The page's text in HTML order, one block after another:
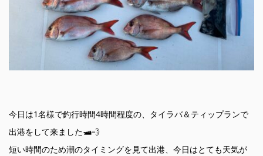
今日は1名様で釣行時間4時間程度の、タイラバ＆ティップランで
出港をして来ました🛥💨
短い時間のため潮のタイミングを見て出港、今日はとても天気が